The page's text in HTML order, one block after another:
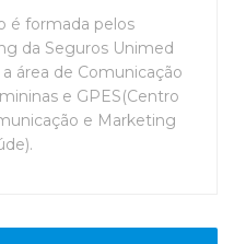
é formada pelos
da Seguros Unimed
área de Comunicação
e GPES(Centro
e Marketing